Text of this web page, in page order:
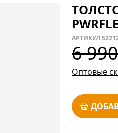
АРТИКУЛ
6
Оптовые